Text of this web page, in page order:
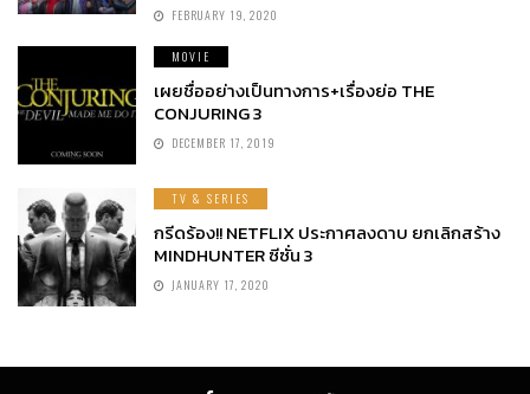
FEBRUARY 19, 2020
MOVIE
เผยชื่ออย่างเป็นทางการ+เรื่องย่อ THE
CONJURING 3
DECEMBER 17, 2019
TV & SERIES
กรีดร้อง!! NETFLIX ประกาศลงดาบ ยกเลิกสร้าง
MINDHUNTER ซีซั่น 3
JANUARY 17, 2020